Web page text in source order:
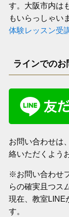
す。大阪市内は
もいらっしゃい
体験レッスン受
ラインでの
お問い合わせは
絡いただくよう
※お問い合わせ
らの確実且つス
現在、教室LINE
す。